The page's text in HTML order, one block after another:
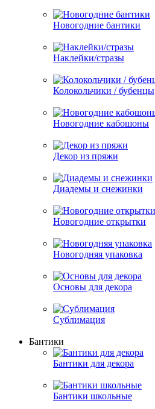
Новогодние бантики
Наклейки/стразы
Колокольчики / бубенцы
Новогодние кабошоны
Декор из пряжи
Диадемы и снежинки
Новогодние открытки
Новогодняя упаковка
Основы для декора
Сублимация
Бантики
Бантики для декора
Бантики школьные